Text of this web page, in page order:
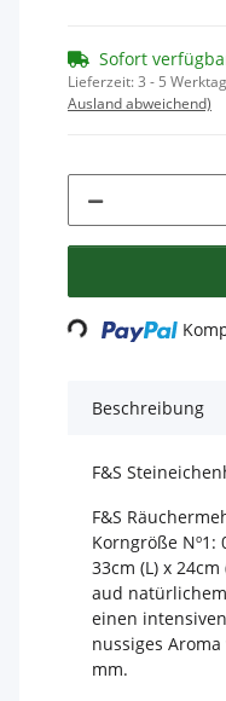
Sofort
Lieferzeit:3 - 5
Ausland abweichend)
Loading...
Beschreibung
F&S
F&S
Korngröße Nº1:
33cm (L) x
aud
einen
nussiges
mm.